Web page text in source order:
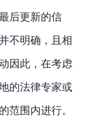
后更新的信
不明确，且相
因此，在考虑
的法律专家或
范围内进行。